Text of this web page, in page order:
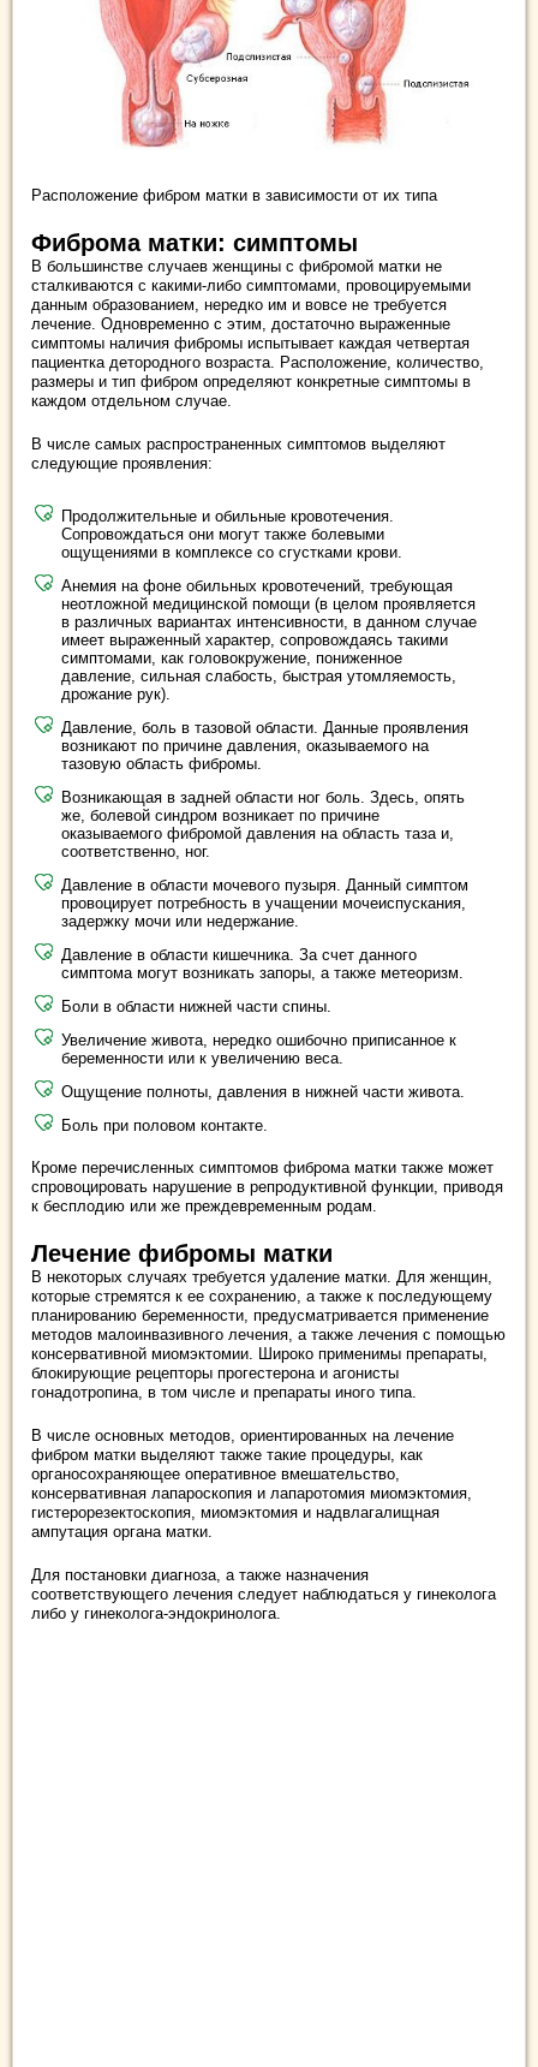
Расположение фибром матки в зависимости от их типа
Фиброма матки: симптомы
В большинстве случаев женщины с фибромой матки не
сталкиваются с какими-либо симптомами, провоцируемыми
данным образованием, нередко им и вовсе не требуется
лечение. Одновременно с этим, достаточно выраженные
симптомы наличия фибромы испытывает каждая четвертая
пациентка детородного возраста. Расположение, количество,
размеры и тип фибром определяют конкретные симптомы в
каждом отдельном случае.
В числе самых распространенных симптомов выделяют
следующие проявления:
Продолжительные и обильные кровотечения.
Сопровождаться они могут также болевыми
ощущениями в комплексе со сгустками крови.
Анемия на фоне обильных кровотечений, требующая
неотложной медицинской помощи (в целом проявляется
в различных вариантах интенсивности, в данном случае
имеет выраженный характер, сопровождаясь такими
симптомами, как головокружение, пониженное
давление, сильная слабость, быстрая утомляемость,
дрожание рук).
Давление, боль в тазовой области. Данные проявления
возникают по причине давления, оказываемого на
тазовую область фибромы.
Возникающая в задней области ног боль. Здесь, опять
же, болевой синдром возникает по причине
оказываемого фибромой давления на область таза и,
соответственно, ног.
Давление в области мочевого пузыря. Данный симптом
провоцирует потребность в учащении мочеиспускания,
задержку мочи или недержание.
Давление в области кишечника. За счет данного
симптома могут возникать запоры, а также метеоризм.
Боли в области нижней части спины.
Увеличение живота, нередко ошибочно приписанное к
беременности или к увеличению веса.
Ощущение полноты, давления в нижней части живота.
Боль при половом контакте.
Кроме перечисленных симптомов фиброма матки также может
спровоцировать нарушение в репродуктивной функции, приводя
к бесплодию или же преждевременным родам.
Лечение фибромы матки
В некоторых случаях требуется удаление матки. Для женщин,
которые стремятся к ее сохранению, а также к последующему
планированию беременности, предусматривается применение
методов малоинвазивного лечения, а также лечения с помощью
консервативной миомэктомии. Широко применимы препараты,
блокирующие рецепторы прогестерона и агонисты
гонадотропина, в том числе и препараты иного типа.
В числе основных методов, ориентированных на лечение
фибром матки выделяют также такие процедуры, как
органосохраняющее оперативное вмешательство,
консервативная лапароскопия и лапаротомия миомэктомия,
гистерорезектоскопия, миомэктомия и надвлагалищная
ампутация органа матки.
Для постановки диагноза, а также назначения
соответствующего лечения следует наблюдаться у гинеколога
либо у гинеколога-эндокринолога.